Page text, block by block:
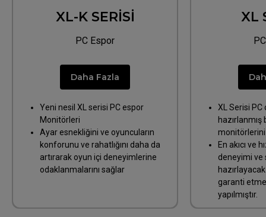
XL-K SERİSİ
PC Espor
Daha Fazla
Yeni nesil XL serisi PC espor
Monitörleri
Ayar esnekliğini ve oyuncuların
konforunu ve rahatlığını daha da
artırarak oyun içi deneyimlerine
odaklanmalarını sağlar
XL
XL Serisi PC
hazırlanmış
monitörlerini
En akıcı ve
deneyimi ve
garanti
yapılmıştır.